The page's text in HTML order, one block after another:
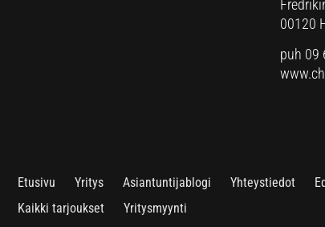
00120
puh 09
Etusivu Yritys Asiantuntijablogi Yhteystiedot
Kaikki tarjoukset
Yritysmyynti